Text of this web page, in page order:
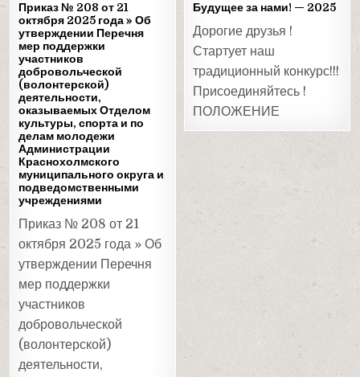
Приказ № 208 от 21
октября 2025 года » Об
утверждении Перечня
мер поддержки
участников
добровольческой
(волонтерской)
деятельности,
оказываемых Отделом
культуры, спорта и по
делам молодежи
Администрации
Краснохолмского
муниципального округа и
подведомственными
учреждениями
Приказ № 208 от 21
октября 2025 года » Об
утверждении Перечня
мер поддержки
участников
добровольческой
(волонтерской)
деятельности,
Будущее за нами! — 2025
Дорогие друзья !
Стартует наш
традиционный конкурс!!!
Присоединяйтесь !
ПОЛОЖЕНИЕ